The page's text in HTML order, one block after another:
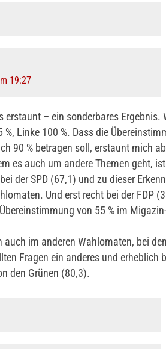
19:27
erstaunt – ein sonderbares Ergebnis.
%, Linke 100 %. Dass die
90 % betragen soll, erstaunt mich
es auch um andere Themen geht,
der SPD (67,1) und zu dieser
Und erst recht bei der FDP
von 55 % im
auch im anderen Wahlomaten, bei
Fragen ein anderes und erheblich
den Grünen (80,3).